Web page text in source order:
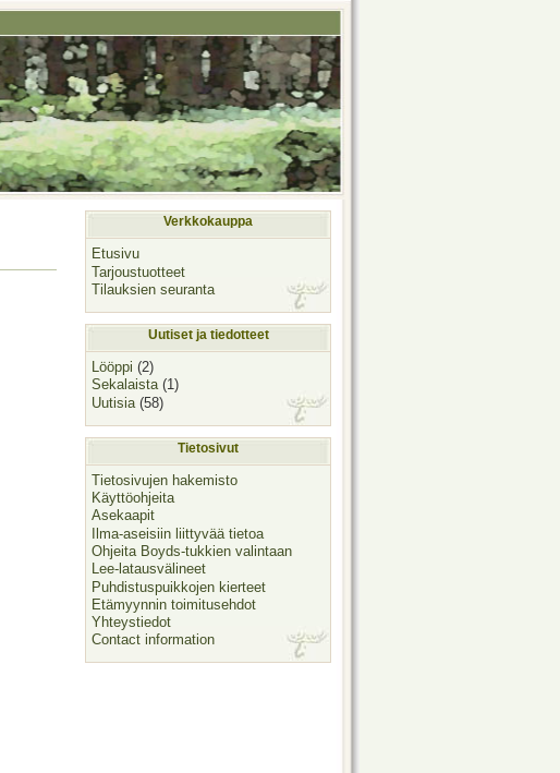
Verkkokauppa
Etusivu
Tarjoustuotteet
Tilauksien seuranta
Uutiset ja tiedotteet
Lööppi (2)
Sekalaista(1)
Uutisia (58)
Tietosivut
Tietosivujen hakemisto
Käyttöohjeita
Asekaapit
Ilma-aseisiin liittyvää tietoa
Ohjeita Boyds-tukkien valintaan
Lee-latausvälineet
Puhdistuspuikkojen kierteet
Etämyynnin toimitusehdot
Yhteystiedot
Contact information